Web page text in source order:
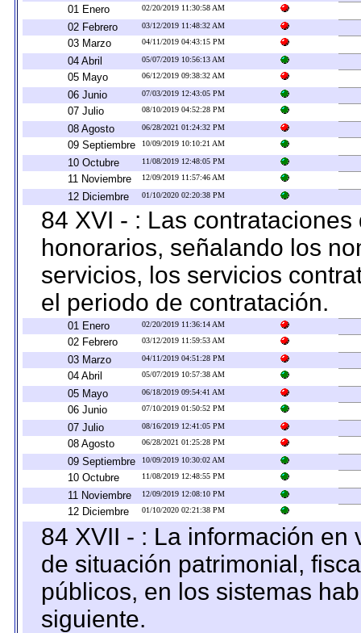
01 Enero 02/20/2019 11:30:58 AM
02 Febrero 03/12/2019 11:48:32 AM
03 Marzo 04/11/2019 04:43:15 PM
04 Abril 05/07/2019 10:56:13 AM
05 Mayo 06/12/2019 09:38:32 AM
06 Junio 07/03/2019 12:43:05 PM
07 Julio 08/10/2019 04:52:28 PM
08 Agosto 06/28/2021 01:24:32 PM
09 Septiembre 10/09/2019 10:10:21 AM
10 Octubre 11/08/2019 12:48:05 PM
11 Noviembre 12/09/2019 11:57:46 AM
12 Diciembre 01/10/2020 02:20:38 PM
84 XVI - : Las
honorarios, señalando los
servicios, los servicios
el periodo de contratación.
01 Enero 02/20/2019 11:36:14 AM
02 Febrero 03/12/2019 11:59:53 AM
03 Marzo 04/11/2019 04:51:28 PM
04 Abril 05/07/2019 10:57:38 AM
05 Mayo 06/18/2019 09:54:41 AM
06 Junio 07/10/2019 01:50:52 PM
07 Julio 08/16/2019 12:41:05 PM
08 Agosto 06/28/2021 01:25:28 PM
09 Septiembre 10/09/2019 10:30:02 AM
10 Octubre 11/08/2019 12:48:55 PM
11 Noviembre 12/09/2019 12:08:10 PM
12 Diciembre 01/10/2020 02:21:38 PM
84 XVII - : La información
de situación patrimonial,
públicos, en los sistemas
siguiente.